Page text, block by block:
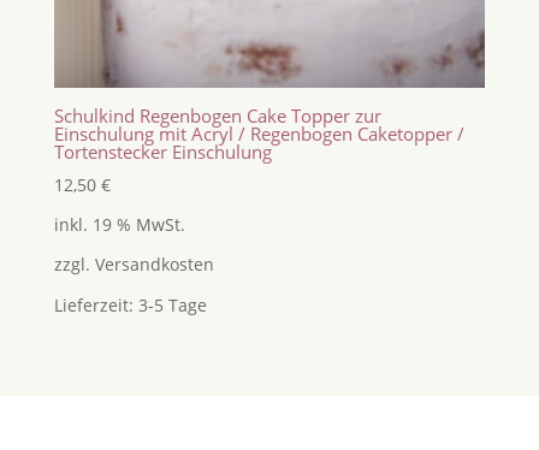
Schulkind Regenbogen Cake Topper zur
Einschulung mit Acryl / Regenbogen Caketopper /
Tortenstecker Einschulung
12,50 €
inkl. 19 % MwSt.
zzgl. Versandkosten
Lieferzeit: 3-5 Tage